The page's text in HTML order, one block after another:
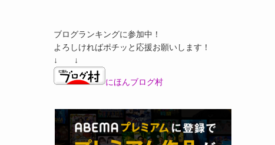
ブログランキングに参加中！
よろしければポチッと応援お願いします！
↓ ↓
にほんブログ村